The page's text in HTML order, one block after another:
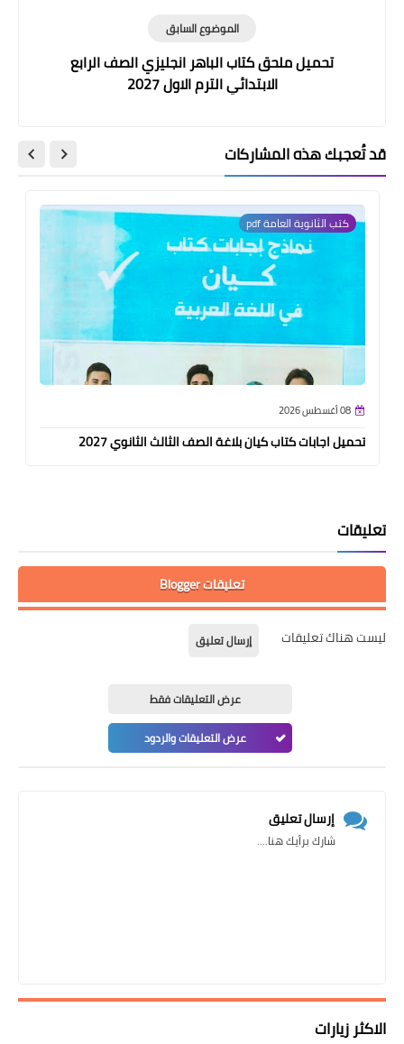
الموضوع السابق
تحميل ملحق كتاب الباهر انجليزي الصف الرابع
الابتدائي الترم الاول 2027
قد تُعجبك هذه المشاركات
كتب الثانوية العامة pdf
08 أغسطس 2026
تحميل اجابات كتاب كيان بلاغة الصف الثالث الثانوي 2027
تعليقات
تعليقات Blogger
ليست هناك تعليقات إرسال تعليق
عرض التعليقات فقط
عرض التعليقات والردود
إرسال تعليق
شارك برأيك هنا....
الاكثر زيارات